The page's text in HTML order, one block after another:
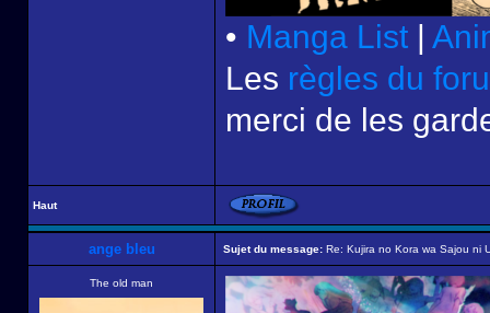
• Manga List |
Les règles du
merci de les
Haut
ange bleu Sujet du message: Re: Kujira no Kora wa Sajou ni
The old man